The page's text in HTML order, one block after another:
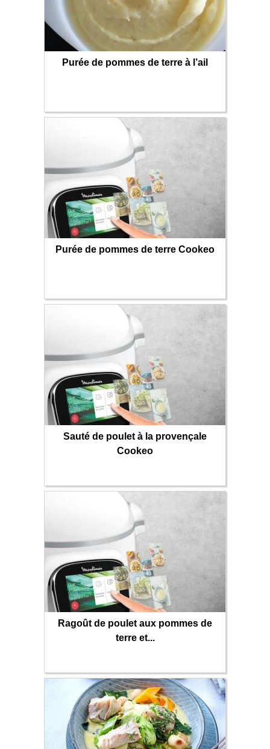
Purée de pommes de terre à l’ail
Purée de pommes de terre Cookeo
Sauté de poulet à la provençale
Cookeo
Ragoût de poulet aux pommes de
terre et...